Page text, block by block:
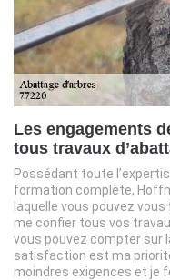
Les engagements
tous travaux
Possédant toute
formation complète,
laquelle vous pouvez
me confier tous vos
vous pouvez compter sur
satisfaction est ma
moindres exigences et je